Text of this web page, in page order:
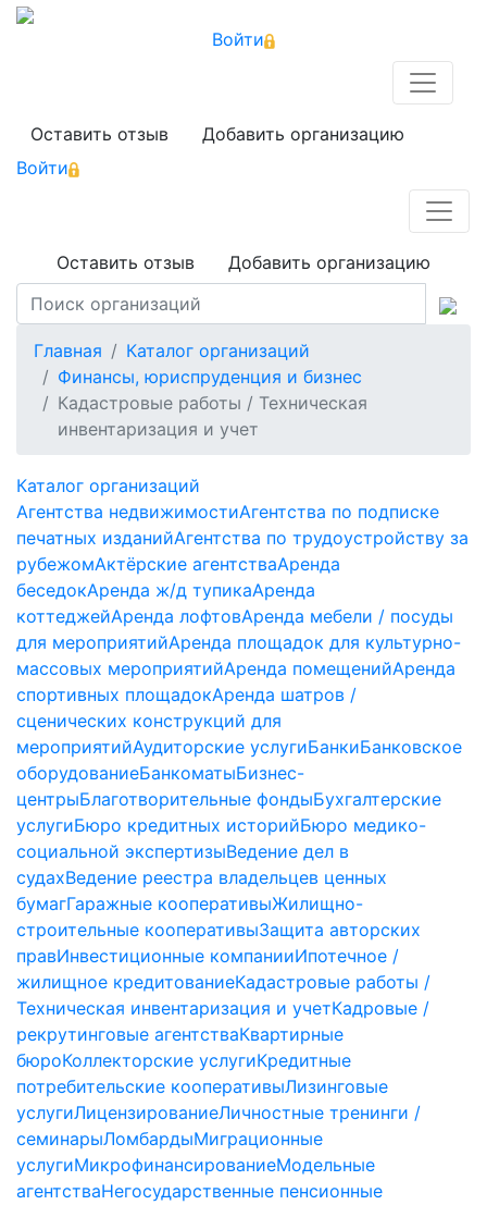
Войти
Оставить отзыв
Добавить организацию
Войти
Оставить отзыв Добавить организацию
Главная
Каталог организаций
Финансы, юриспруденция и бизнес
Кадастровые работы / Техническая
инвентаризация и учет
Каталог организаций
Агентства недвижимостиАгентства по подписке
печатных изданийАгентства по трудоустройству за
рубежомАктёрские агентстваАренда
беседокАренда ж/д тупикаАренда
коттеджейАренда лофтовАренда мебели / посуды
для мероприятийАренда площадок для культурно-
массовых мероприятийАренда помещенийАренда
спортивных площадокАренда шатров /
сценических конструкций для
мероприятийАудиторские услугиБанкиБанковское
оборудованиеБанкоматыБизнес-
центрыБлаготворительные фондыБухгалтерские
услугиБюро кредитных историйБюро медико-
социальной экспертизыВедение дел в
судахВедение реестра владельцев ценных
бумагГаражные кооперативыЖилищно-
строительные кооперативыЗащита авторских
правИнвестиционные компанииИпотечное /
жилищное кредитованиеКадастровые работы /
Техническая инвентаризация и учетКадровые /
рекрутинговые агентстваКвартирные
бюроКоллекторские услугиКредитные
потребительские кооперативыЛизинговые
услугиЛицензированиеЛичностные тренинги /
семинарыЛомбардыМиграционные
услугиМикрофинансированиеМодельные
агентстваНегосударственные пенсионные